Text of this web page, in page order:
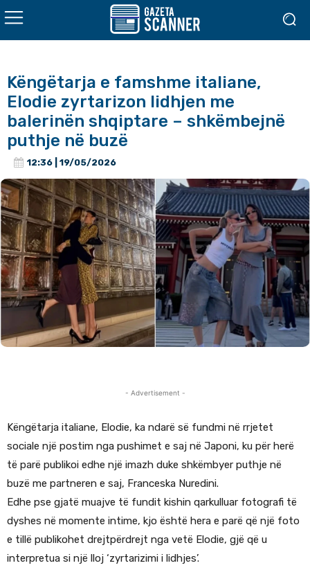
Këngëtarja e famshme italiane,
Elodie zyrtarizon lidhjen me
balerinën shqiptare – shkëmbejnë
puthje në buzë
12:36 | 19/05/2026
- Advertisement -
Këngëtarja italiane, Elodie, ka ndarë së fundmi në rrjetet
sociale një postim nga pushimet e saj në Japoni, ku për herë
të parë publikoi edhe një imazh duke shkëmbyer puthje në
buzë me partneren e saj, Franceska Nuredini.
Edhe pse gjatë muajve të fundit kishin qarkulluar fotografi të
dyshes në momente intime, kjo është hera e parë që një foto
e tillë publikohet drejtpërdrejt nga vetë Elodie, gjë që u
interpretua si një lloj ‘zyrtarizimi i lidhjes’.